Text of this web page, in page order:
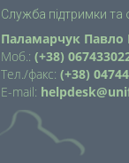
Служба підтримки
Паламарчук Павло
Моб.: (+38)
Тел./факс: (+38)
E-mail: